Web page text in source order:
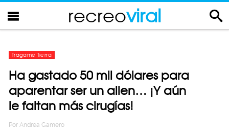
recreoviral
Tragame Tierra
Ha gastado 50 mil dólares para
aparentar ser un alien… ¡Y aún
le faltan más cirugías!
Por Andrea Gamero